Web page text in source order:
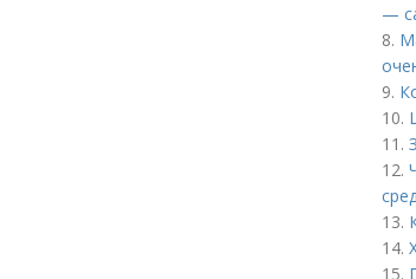
—
8.
9.
10.
11.
12.
13.
14.
15.